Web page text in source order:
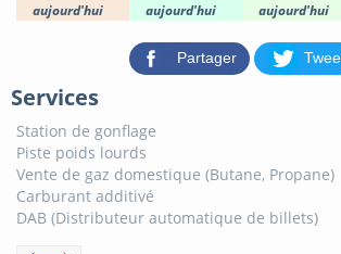
aujourd'hui aujourd'hui aujourd'hui
Partager
Services
Station de gonflage
Piste poids lourds
Vente de gaz domestique (Butane, Propane)
Carburant additivé
DAB (Distributeur automatique de billets)